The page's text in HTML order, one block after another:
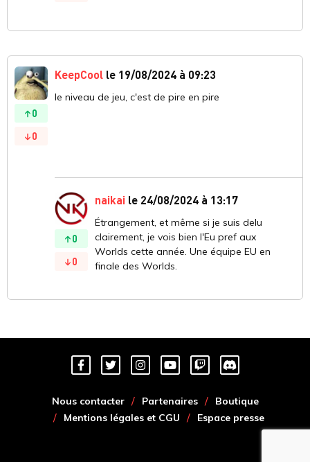
0
0
KeepCool le 19/08/2024 à 09:23
le niveau de jeu, c'est de pire en pire
0
0
naikai le 24/08/2024 à 13:17
Étrangement, et même si je suis delu
clairement, je vois bien l'Eu pref aux
Worlds cette année. Une équipe EU en
finale des Worlds.
Nous contacter Partenaires
Boutique
Mentions légales et CGU
Espace presse